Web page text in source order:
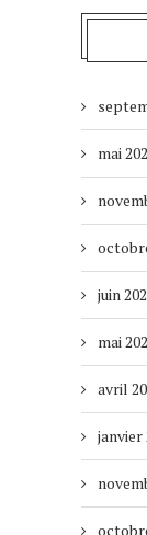
mai
juin
mai
avril
janvier